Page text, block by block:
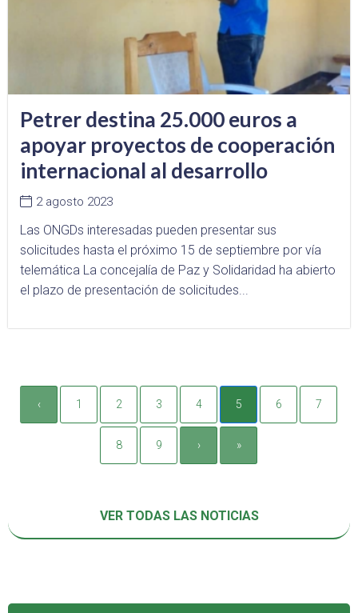
Petrer destina 25.000 euros a
apoyar proyectos de cooperación
internacional al desarrollo
2 agosto 2023
Las ONGDs interesadas pueden presentar sus
solicitudes hasta el próximo 15 de septiembre por vía
telemática La concejalía de Paz y Solidaridad ha abierto
el plazo de presentación de solicitudes...
‹ 1 2 3 4 5 6 7
8 9 › »
VER TODAS LAS NOTICIAS